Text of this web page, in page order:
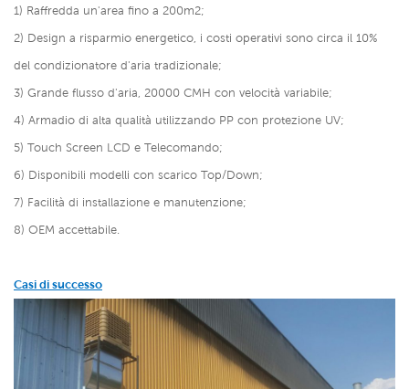
1) Raffredda un'area fino a 200m2;
2) Design a risparmio energetico, i costi operativi sono circa il 10%
del condizionatore d'aria tradizionale;
3) Grande flusso d'aria, 20000 CMH con velocità variabile;
4) Armadio di alta qualità utilizzando PP con protezione UV;
5) Touch Screen LCD e Telecomando;
6) Disponibili modelli con scarico Top/Down;
7) Facilità di installazione e manutenzione;
8) OEM accettabile.
Casi di successo